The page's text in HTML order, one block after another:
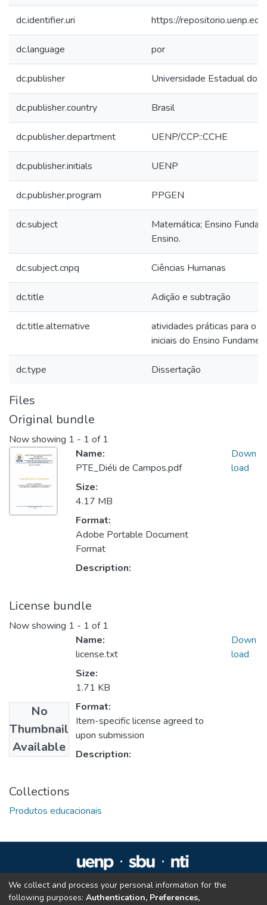
dc.identifier.uri https://
dc.language por
dc.publisher Universidade Estadual do
dc.publisher.country Brasil
dc.publisher.department UENP/CCP::CCHE
dc.publisher.initials UENP
dc.publisher.program PPGEN
dc.subject
Matemática; Ensino
Ensino.
dc.subject.cnpq Ciências Humanas
dc.title Adição e subtração
dc.title.alternative
atividades práticas para o
iniciais do Ensino
dc.type Dissertação
Files
Original bundle
Now showing 1 - 1 of 1
Name:
PTE_Diéli de Campos.pdf
Size:
4.17 MB
Format:
Adobe Portable Document
Format
Description:
Down
load
License bundle
Now showing 1 - 1 of 1
No
Thumbnail
Available
Name:
license.txt
Size:
1.71 KB
Format:
Item-specific license agreed to
upon submission
Description:
Down
load
Collections
Produtos educacionais
Repositório Institucional da UENP
We collect and process your personal information for the
following purposes: Authentication, Preferences,